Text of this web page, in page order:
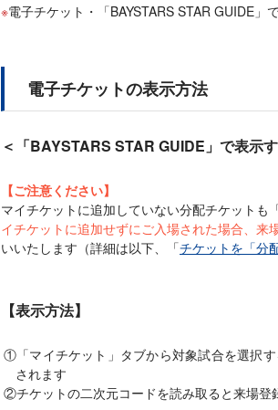
電子チケット・「BAYSTARS STAR GUIDE
電子チケットの表示方法
＜「BAYSTARS STAR GUIDE」で表示
【ご注意ください】
マイチケットに追加していない分配チケットも
イチケットに追加せずにご入場された場合、来
いいたします（詳細は以下、「チケットを「分
【表示方法】
「マイチケット」タブから対象試合を選択
されます
チケットの二次元コードを読み取ると来場登